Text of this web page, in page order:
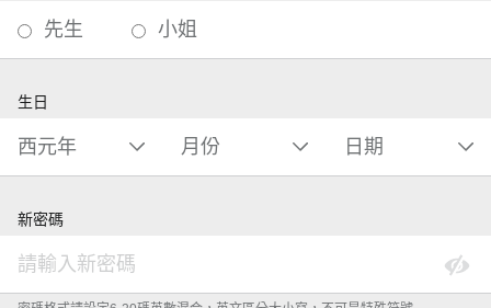
先生 小姐
生日
新密碼